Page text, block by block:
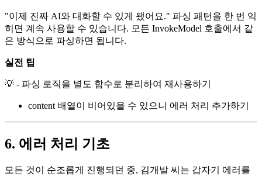
"이제 진짜 AI와 대화할 수 있게 됐어요." 파싱 패턴을 한 번 익
히면 계속 사용할 수 있습니다. 모든 InvokeModel 호출에서 같
은 방식으로 파싱하면 됩니다.
실전 팁
💡 - 파싱 로직을 별도 함수로 분리하여 재사용하기
content 배열이 비어있을 수 있으니 에러 처리 추가하기
6. 에러 처리 기초
모든 것이 순조롭게 진행되던 중, 김개발 씨는 갑자기 에러를